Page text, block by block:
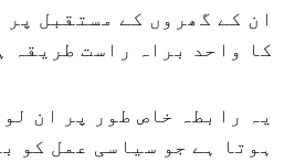
ان کے گھروں کے مستقبل
کا واحد براہ راست طریقہ
یہ رابطہ خاص طور پر ان
ہوتا ہے جو سیاسی عمل کو